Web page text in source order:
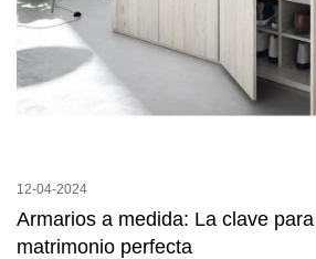
12-04-2024
Armarios a medida: La clave
matrimonio perfecta